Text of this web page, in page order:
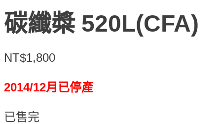
碳纖槳 520L(CFA)
NT$1,800
2014/12月已停產
已售完